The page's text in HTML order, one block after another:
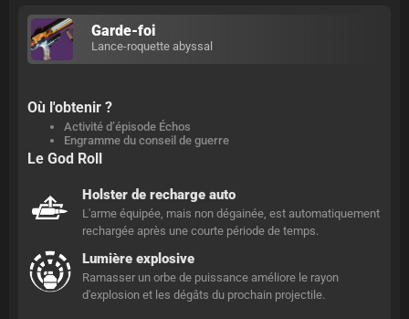
Garde-foi
Lance-roquette abyssal
Où l'obtenir ?
Activité d’épisode Échos
Engramme du conseil de guerre
Le God Roll
Holster de recharge auto
L'arme équipée, mais non dégainée, est automatiquement
rechargée après une courte période de temps.
Lumière explosive
Ramasser un orbe de puissance améliore le rayon
d'explosion et les dégâts du prochain projectile.